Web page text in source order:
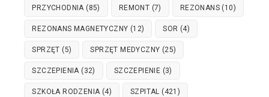
PRZYCHODNIA(85) REMONT (7) REZONANS (10)
REZONANS MAGNETYCZNY (12) SOR (4)
SPRZĘT (5) SPRZĘT MEDYCZNY (25)
SZCZEPIENIA(32) SZCZEPIENIE (3)
SZKOŁA RODZENIA(4) SZPITAL (421)